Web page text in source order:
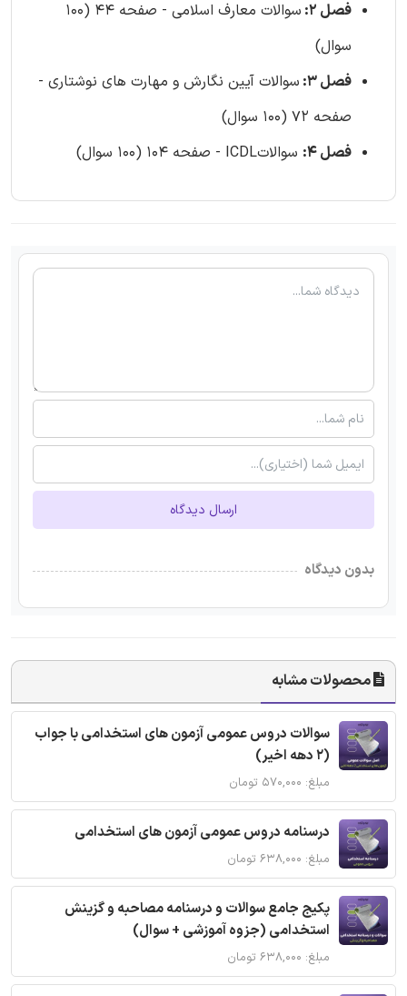
فصل 2:
سوالات معارف اسلامی - صفحه 44 (100
سوال)
فصل 3:
سوالات آیین نگارش و مهارت های نوشتاری -
صفحه 72 (100 سوال)
فصل 4:
سوالاتICDL - صفحه 104 (100 سوال)
ارسال دیدگاه
بدون دیدگاه
محصولات مشابه
سوالات دروس عمومی آزمون های استخدامی با جواب
(2 دهه اخیر)
مبلغ: ۵۷۰,۰۰۰ تومان
درسنامه دروس عمومی آزمون های استخدامی
مبلغ: ۶۳۸,۰۰۰ تومان
پکیج جامع سوالات و درسنامه مصاحبه و گزینش
استخدامی (جزوه آموزشی + سوال)
مبلغ: ۶۳۸,۰۰۰ تومان